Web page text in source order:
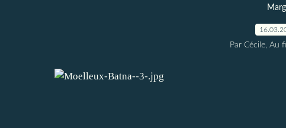
Par Cécile, Au